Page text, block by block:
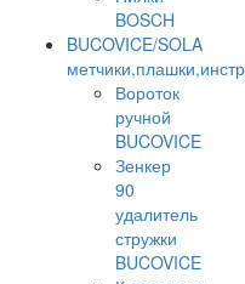
BOSCH
BUCOVICE/SOLA
Вороток
ручной
BUCOVICE
Зенкер
90
удалитель
стружки
BUCOVICE